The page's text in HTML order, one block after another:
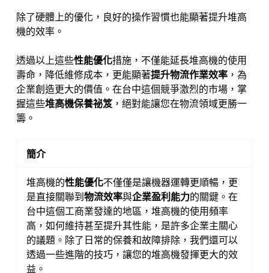
除了硬體上的優化，良好的操作習慣也能顯著提升堆高
機的效率。
透過以上這些性能優化措施，不僅能延長堆高機的使用
壽命，降低維修成本，更能顯著提升物流作業效率，為
企業創造更大的價值。在台中這個競爭激烈的市場，掌
握這些堆高機保養祕笈，絕對能讓您在物流領域更勝一
籌。
簡介
堆高機的性能優化不僅僅是讓機器運轉更順暢，更
是直接關聯到 物流效率與企業盈利能力的關鍵。在
台中這個工商業發達的地區，堆高機的使用頻率
高，如何維持甚至提升其性能，是許多企業主關心
的議題。除了日常的保養和故障排除，我們還可以
透過一些進階的技巧，讓您的堆高機發揮更大的效
益。